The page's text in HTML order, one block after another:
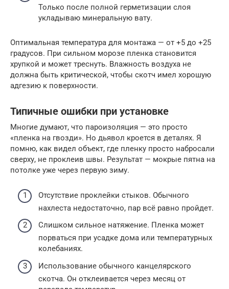
Только после полной герметизации слоя
укладываю минеральную вату.
Оптимальная температура для монтажа — от +5 до +25
градусов. При сильном морозе пленка становится
хрупкой и может треснуть. Влажность воздуха не
должна быть критической, чтобы скотч имел хорошую
адгезию к поверхности.
Типичные ошибки при установке
Многие думают, что пароизоляция — это просто
«пленка на гвозди». Но дьявол кроется в деталях. Я
помню, как видел объект, где пленку просто набросали
сверху, не проклеив швы. Результат — мокрые пятна на
потолке уже через первую зиму.
Отсутствие проклейки стыков. Обычного
нахлеста недостаточно, пар всё равно пройдет.
Слишком сильное натяжение. Пленка может
порваться при усадке дома или температурных
колебаниях.
Использование обычного канцелярского
скотча. Он отклеивается через месяц от